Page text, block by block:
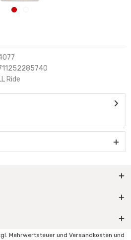
Ride
Mehrwertsteuer und Versandkosten und